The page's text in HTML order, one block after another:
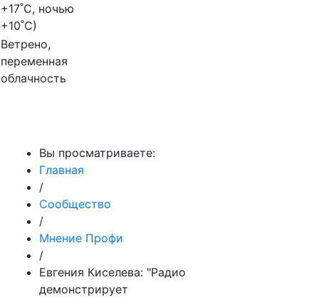
+17˚C, ночью
+10˚C)
Ветрено,
переменная
облачность
Вы просматриваете:
Главная
/
Сообщество
/
Мнение Профи
/
Евгения Киселева: "Радио
демонстрирует